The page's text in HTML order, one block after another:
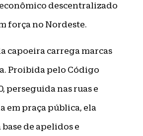
descentralizado
força no Nordeste.
capoeira carrega marcas
Proibida pelo Código
perseguida nas ruas e
em praça pública, ela
de apelidos e